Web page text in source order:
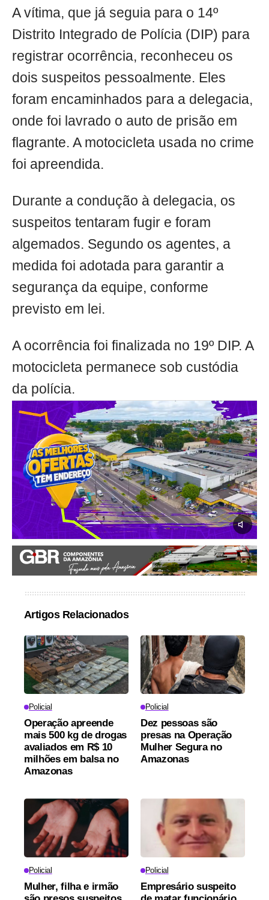
A vítima, que já seguia para o 14º
Distrito Integrado de Polícia (DIP) para
registrar ocorrência, reconheceu os
dois suspeitos pessoalmente. Eles
foram encaminhados para a delegacia,
onde foi lavrado o auto de prisão em
flagrante. A motocicleta usada no crime
foi apreendida.
Durante a condução à delegacia, os
suspeitos tentaram fugir e foram
algemados. Segundo os agentes, a
medida foi adotada para garantir a
segurança da equipe, conforme
previsto em lei.
A ocorrência foi finalizada no 19º DIP. A
motocicleta permanece sob custódia
da polícia.
Artigos Relacionados
Policial
Operação apreende
mais 500 kg de drogas
avaliados em R$ 10
milhões em balsa no
Amazonas
Policial
Dez pessoas são
presas na Operação
Mulher Segura no
Amazonas
Policial
Mulher, filha e irmão
Policial
Empresário suspeito